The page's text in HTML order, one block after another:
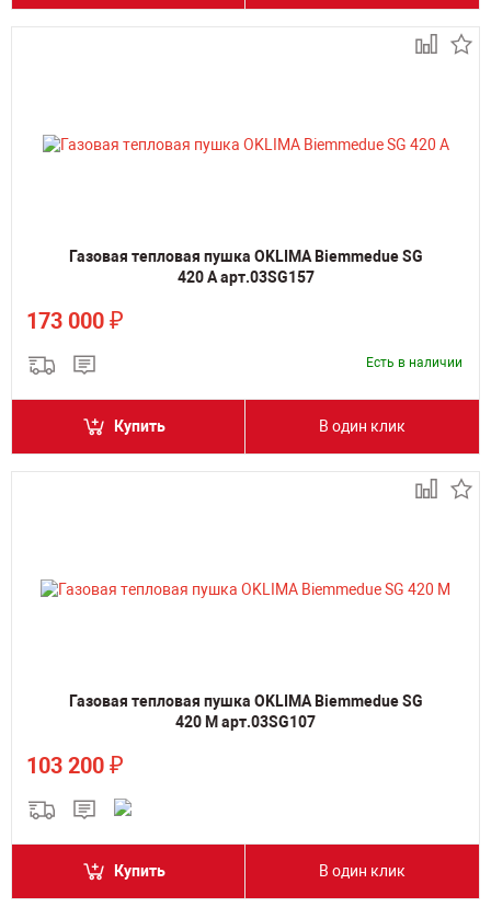
Газовая тепловая пушка OKLIMA Biemmedue SG
420 A арт.03SG157
173 000 ₽
Есть в наличии
Купить В один клик
Газовая тепловая пушка OKLIMA Biemmedue SG
420 M арт.03SG107
103 200 ₽
Купить В один клик